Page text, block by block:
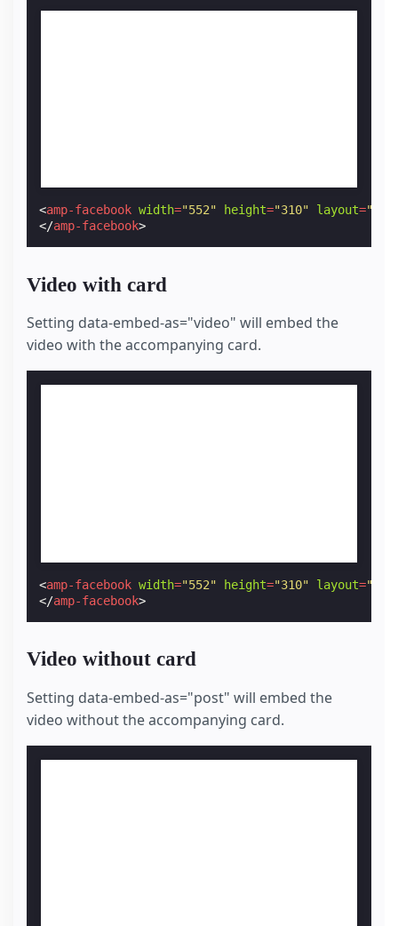
<amp-facebook width="552" height="310" layout=
</amp-facebook>
Video with card
Setting data-embed-as="video" will embed the
video with the accompanying card.
<amp-facebook width="552" height="310" layout=
</amp-facebook>
Video without card
Setting data-embed-as="post" will embed the
video without the accompanying card.